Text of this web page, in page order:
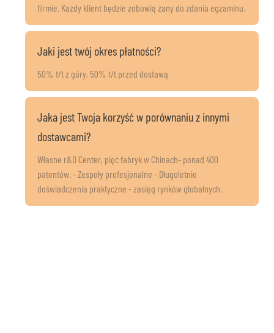
firmie. Każdy klient będzie zobowiązany do zdania egzaminu.
Jaki jest twój okres płatności?
50% t/t z góry, 50% t/t przed dostawą
Jaka jest Twoja korzyść w porównaniu z innymi
dostawcami?
Własne r&D Center, pięć fabryk w Chinach- ponad 400
patentów. - Zespoły profesjonalne - Długoletnie
doświadczenia praktyczne - zasięg rynków globalnych.